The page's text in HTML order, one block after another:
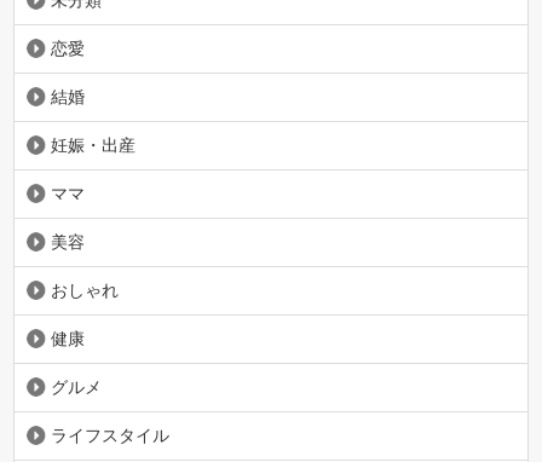
恋愛
結婚
妊娠・出産
ママ
美容
おしゃれ
健康
グルメ
ライフスタイル